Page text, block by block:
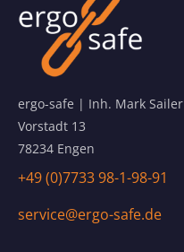
ergo-safe | Inh. Mark Sailer
Vorstadt 13
78234 Engen
+49 (0)7733 98-1-98-91
service@ergo-safe.de